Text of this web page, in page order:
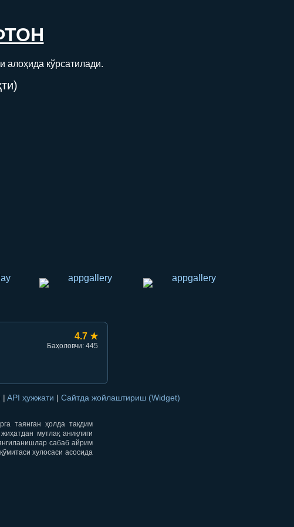
алоҳида кўрсатилади.
4.7 ★
Баҳоловчи: 445
| API ҳужжати | Сайтда жойлаштириш (Widget)
таянган ҳолда тақдим
мутлақ аниқлиги
сабаб айрим
хулосаси асосида